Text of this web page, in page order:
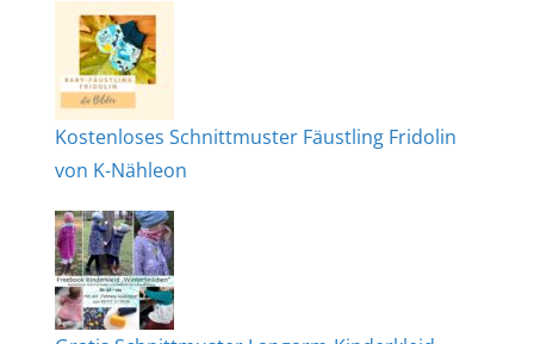
Kostenloses Schnittmuster Fäustling Fridolin
von K-Nähleon